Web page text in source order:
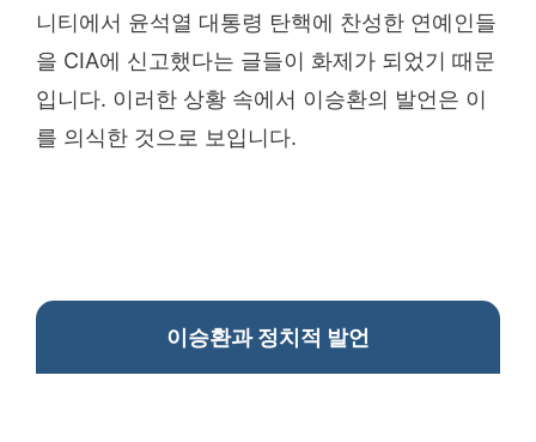
니티에서 윤석열 대통령 탄핵에 찬성한 연예인들
을 CIA에 신고했다는 글들이 화제가 되었기 때문
입니다. 이러한 상황 속에서 이승환의 발언은 이
를 의식한 것으로 보입니다.
이승환과 정치적 발언